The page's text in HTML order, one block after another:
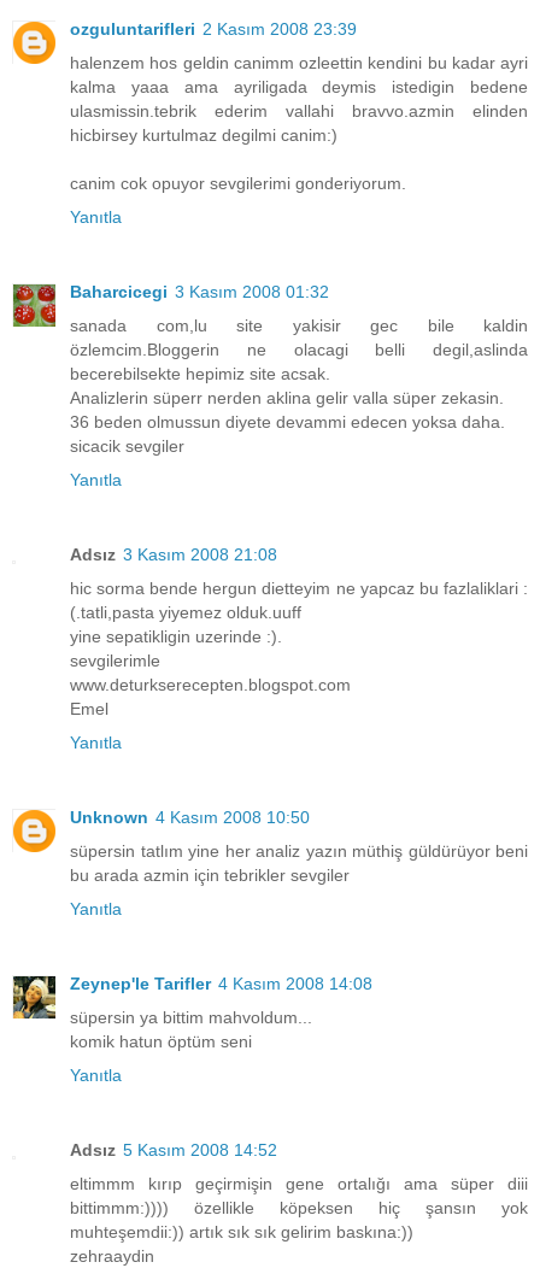
ozguluntarifleri 2 Kasım 2008 23:39
halenzem hos geldin canimm ozleettin kendini bu kadar ayri
kalma yaaa ama ayriligada deymis istedigin bedene
ulasmissin.tebrik ederim vallahi bravvo.azmin elinden
hicbirsey kurtulmaz degilmi canim:)
canim cok opuyor sevgilerimi gonderiyorum.
Yanıtla
Baharcicegi 3 Kasım 2008 01:32
sanada com,lu site yakisir gec bile kaldin
özlemcim.Bloggerin ne olacagi belli degil,aslinda
becerebilsekte hepimiz site acsak.
Analizlerin süperr nerden aklina gelir valla süper zekasin.
36 beden olmussun diyete devammi edecen yoksa daha.
sicacik sevgiler
Yanıtla
Adsız 3 Kasım 2008 21:08
hic sorma bende hergun dietteyim ne yapcaz bu fazlaliklari :
(.tatli,pasta yiyemez olduk.uuff
yine sepatikligin uzerinde :).
sevgilerimle
www.deturkserecepten.blogspot.com
Emel
Yanıtla
Unknown 4 Kasım 2008 10:50
süpersin tatlım yine her analiz yazın müthiş güldürüyor beni
bu arada azmin için tebrikler sevgiler
Yanıtla
Zeynep'le Tarifler 4 Kasım 2008 14:08
süpersin ya bittim mahvoldum...
komik hatun öptüm seni
Yanıtla
Adsız 5 Kasım 2008 14:52
eltimmm kırıp geçirmişin gene ortalığı ama süper diii
bittimmm:)))) özellikle köpeksen hiç şansın yok
muhteşemdii:)) artık sık sık gelirim baskına:))
zehraaydin